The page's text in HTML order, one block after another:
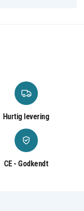
Hurtig levering
CE - Godkendt